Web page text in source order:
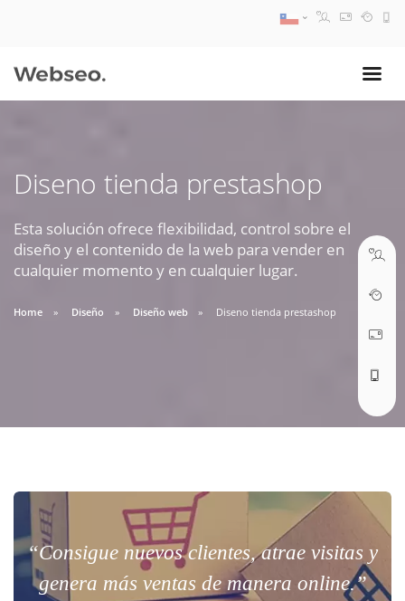
Diseno tienda prestashop
Esta solución ofrece flexibilidad, control sobre el
diseño y el contenido de la web para vender en
cualquier momento y en cualquier lugar.
Home Diseño Diseño web Diseno tienda prestashop
“Consigue nuevos clientes, atrae visitas y
genera más ventas de manera online.”
09:30 AM A 18:30 PM
soporte@webseo.cl
ABRIR TICKET